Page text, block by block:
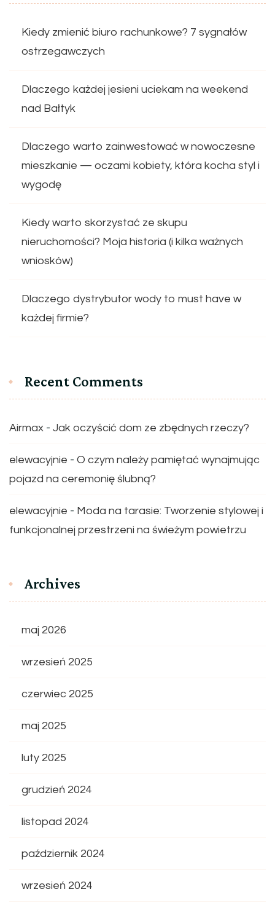
Kiedy zmienić biuro rachunkowe? 7 sygnałów
ostrzegawczych
Dlaczego każdej jesieni uciekam na weekend
nad Bałtyk
Dlaczego warto zainwestować w nowoczesne
mieszkanie — oczami kobiety, która kocha styl i
wygodę
Kiedy warto skorzystać ze skupu
nieruchomości? Moja historia (i kilka ważnych
wniosków)
Dlaczego dystrybutor wody to must have w
każdej firmie?
Recent Comments
Airmax - Jak oczyścić dom ze zbędnych rzeczy?
elewacyjnie - O czym należy pamiętać wynajmując
pojazd na ceremonię ślubną?
elewacyjnie - Moda na tarasie: Tworzenie stylowej i
funkcjonalnej przestrzeni na świeżym powietrzu
Archives
maj 2026
wrzesień 2025
czerwiec 2025
maj 2025
luty 2025
grudzień 2024
listopad 2024
październik 2024
wrzesień 2024